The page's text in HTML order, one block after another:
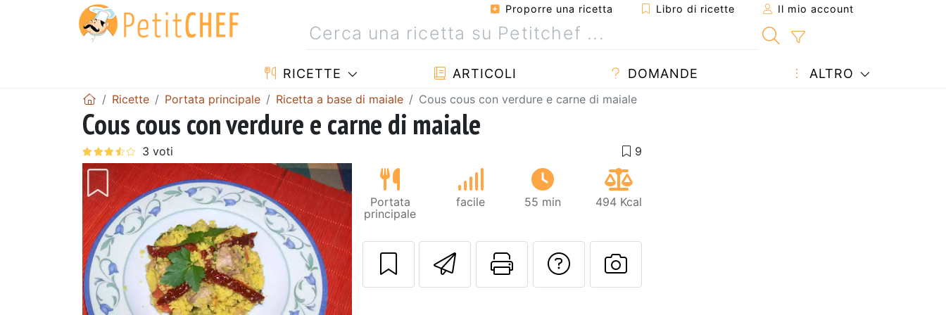
Proporre una ricetta Libro di ricette Il mio account
RICETTE ARTICOLI DOMANDE ALTRO
Ricette Portata principale Ricetta a base di maiale Cous cous con verdure e carne di maiale
Cous cous con verdure e carne di maiale
Portata
principale
facile 55 min 494 Kcal
Invia questa ricetta ad un amico
Stampa la ricetta
Contatta l'autore della Ricetta
Pubblica la foto di questa